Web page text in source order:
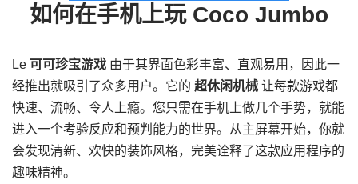
如何在手机上玩 Coco Jumbo
Le 可可珍宝游戏 由于其界面色彩丰富、直观易用，因此一
经推出就吸引了众多用户。它的 超休闲机械 让每款游戏都
快速、流畅、令人上瘾。您只需在手机上做几个手势，就能
进入一个考验反应和预判能力的世界。从主屏幕开始，你就
会发现清新、欢快的装饰风格，完美诠释了这款应用程序的
趣味精神。